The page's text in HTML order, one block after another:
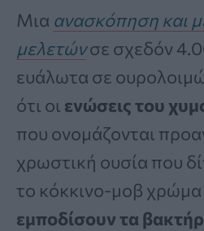
Μια ανασκόπηση και
μελετώνσε σχεδόν
ευάλωτα σε
ότι οι ενώσεις του
που ονομάζονται
χρωστική ουσία που
το κόκκινο-μοβ χρώμα
εμποδίσουν τα